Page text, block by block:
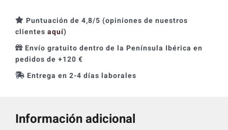
Puntuación de 4,8/5 (opiniones de nuestros
clientes aquí)
Envío gratuito dentro de la Península Ibérica en
pedidos de +120 €
Entrega en 2-4 días laborales
Información adicional